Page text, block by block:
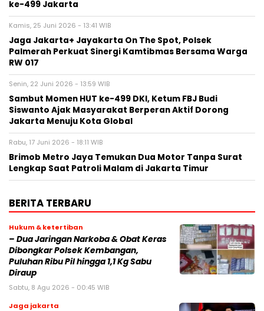
ke-499 Jakarta
Kamis, 25 Juni 2026 - 13:41 WIB
Jaga Jakarta+ Jayakarta On The Spot, Polsek
Palmerah Perkuat Sinergi Kamtibmas Bersama Warga
RW 017
Senin, 22 Juni 2026 - 13:59 WIB
Sambut Momen HUT ke-499 DKI, Ketum FBJ Budi
Siswanto Ajak Masyarakat Berperan Aktif Dorong
Jakarta Menuju Kota Global
Rabu, 17 Juni 2026 - 18:11 WIB
Brimob Metro Jaya Temukan Dua Motor Tanpa Surat
Lengkap Saat Patroli Malam di Jakarta Timur
BERITA TERBARU
Hukum & ketertiban
– Dua Jaringan Narkoba & Obat Keras
Dibongkar Polsek Kembangan,
Puluhan Ribu Pil hingga 1,1 Kg Sabu
Diraup
Sabtu, 8 Agu 2026 - 00:45 WIB
Jaga jakarta